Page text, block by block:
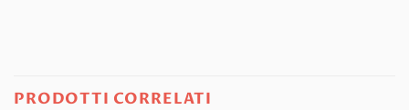
PRODOTTI CORRELATI